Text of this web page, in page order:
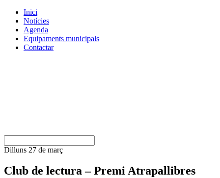
Inici
Notícies
Agenda
Equipaments municipals
Contactar
Dilluns 27 de març
Club de lectura – Premi Atrapallibres